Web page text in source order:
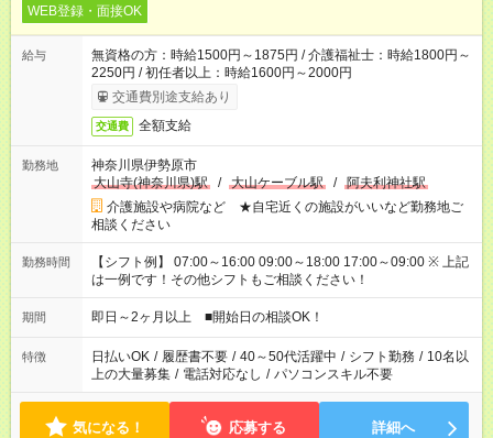
WEB登録・面接OK
給与
無資格の方：時給1500円～1875円 / 介護福祉士：時給1800円～
2250円 / 初任者以上：時給1600円～2000円
交通費別途支給あり
交通費 全額支給
勤務地
神奈川県伊勢原市
大山寺(神奈川県)駅
/ 大山ケーブル駅 / 阿夫利神社駅
介護施設や病院など ★自宅近くの施設がいいなど勤務地ご
相談ください
勤務時間
【シフト例】 07:00～16:00 09:00～18:00 17:00～09:00 ※ 上記
は一例です！その他シフトもご相談ください！
期間 即日～2ヶ月以上 ■開始日の相談OK！
特徴 日払いOK / 履歴書不要 / 40～50代活躍中 / シフト勤務 / 10名以
上の大量募集 / 電話対応なし / パソコンスキル不要
気になる！ 応募する 詳細へ